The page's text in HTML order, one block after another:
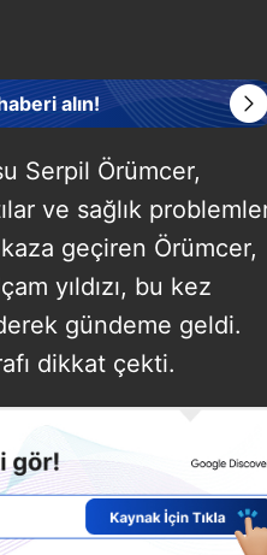
alın!
Serpil Örümcer,
ve sağlık
geçiren Örümcer,
yıldızı, bu kez
gündeme geldi.
dikkat çekti.